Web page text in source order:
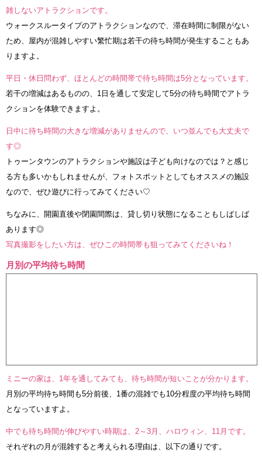
雑しないアトラクションです。
ウォークスルータイプのアトラクションなので、滞在時間に制限がない
ため、屋内が混雑しやすい繁忙期は若干の待ち時間が発生することもあ
りますよ。
平日・休日問わず、ほとんどの時間帯で待ち時間は5分となっています。
若干の増減はあるものの、1日を通して安定して5分の待ち時間でアトラ
クションを体験できますよ。
日中に待ち時間の大きな増減がありませんので、いつ並んでも大丈夫で
す◎
トゥーンタウンのアトラクションや施設は子ども向けなのでは？と感じ
る方も多いかもしれませんが、フォトスポットとしてもオススメの施設
なので、ぜひ遊びに行ってみてください♡
ちなみに、開園直後や閉園間際は、貸し切り状態になることもしばしば
あります◎
写真撮影をしたい方は、ぜひこの時間帯も狙ってみてくださいね！
月別の平均待ち時間
ミニーの家は、1年を通してみても、待ち時間が短いことが分かります。
月別の平均待ち時間も5分前後、1番の混雑でも10分程度の平均待ち時間
となっていますよ。
中でも待ち時間が伸びやすい時期は、2～3月、ハロウィン、11月です。
それぞれの月が混雑すると考えられる理由は、以下の通りです。